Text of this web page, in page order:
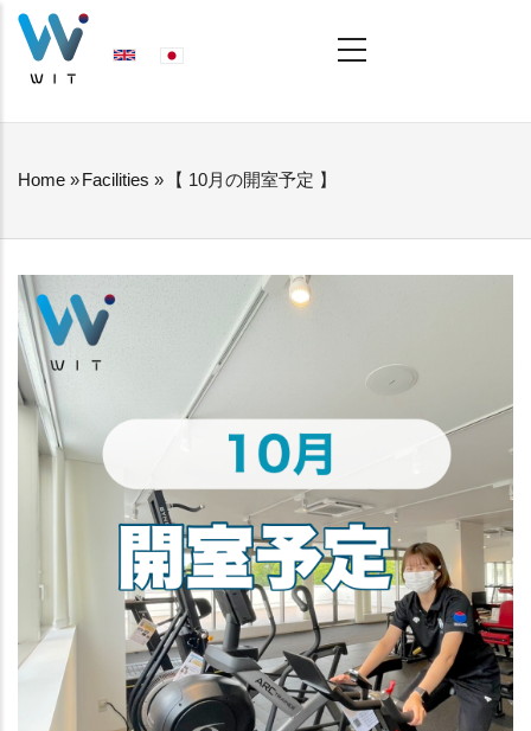
Skip
NAVIGATION
BREADCRUMB
Home »Facilities » 【 10月の開室予定 】